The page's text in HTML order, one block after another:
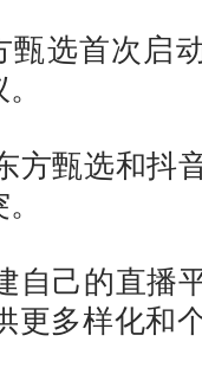
首次启动
甄选和抖
己的直播
更多样化和